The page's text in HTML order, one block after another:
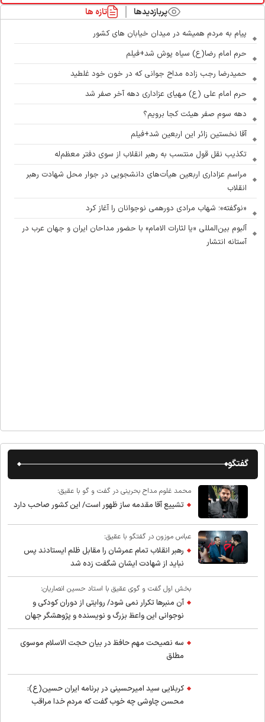
پربازدیدها تازه ها
پیام به مردم همیشه در میدان خیابان های کشور
حرم امام رضا(ع) سیاه پوش شد+فیلم
حمیدرضا رجب زاده مداح جوانی که در خون خود غلطید
حرم امام علی (ع) مهیای عزاداری دهه آخر صفر شد
دهه سوم صفر هیئت کجا برویم؟
آقا نخستین زائر این اربعین شد+فیلم
تکذیب نقل قول منتسب به رهبر انقلاب از سوی دفتر معظم‌له
مراسم عزاداری اربعین هیأت‌های دانشجویی در جوار محل شهادت رهبر
انقلاب
«نوگفته»؛ شهاب مرادی دورهمی نوجوانان را آغاز کرد
آلبوم بین‌المللی «یا لثارات الامام» با حضور مداحان ایران و جهان عرب در
آستانه انتشار
گفتگو
محمد غلوم مداح بحرینی در گفت و گو با عقیق:
تشییع آقا مقدمه ساز ظهور است/ این کشور صاحب دارد
عباس موزون در گفتگو با عقیق:
رهبر انقلاب تمام عمرشان را مقابل ظلم ایستادند پس
نباید از شهادت ایشان شگفت زده شد
بخش اول گفت و گوی عقیق با استاد حسین انصاریان:
آن منبرها تکرار نمی شود/ روایتی از دوران کودکی و
نوجوانی این واعظ بزرگ و نویسنده و پژوهشگر جهان
اسلام
سه نصیحت مهم حافظ در بیان حجت الاسلام موسوی
مطلق
کربلایی سید امیر‌حسینی در برنامه ایران حسین(ع):
محسن چاوشی چه خوب گفت که مردم خدا مراقب